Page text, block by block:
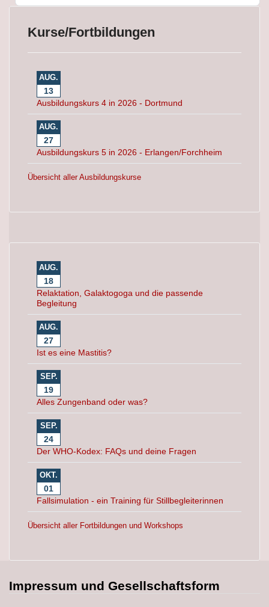
Kurse/Fortbildungen
AUG.
13
Ausbildungskurs 4 in 2026 - Dortmund
AUG.
27
Ausbildungskurs 5 in 2026 - Erlangen/Forchheim
Übersicht aller Ausbildungskurse
AUG.
18
Relaktation, Galaktogoga und die passende
Begleitung
AUG.
27
Ist es eine Mastitis?
SEP.
19
Alles Zungenband oder was?
SEP.
24
Der WHO-Kodex: FAQs und deine Fragen
OKT.
01
Fallsimulation - ein Training für Stillbegleiterinnen
Übersicht aller Fortbildungen und Workshops
Impressum und Gesellschaftsform